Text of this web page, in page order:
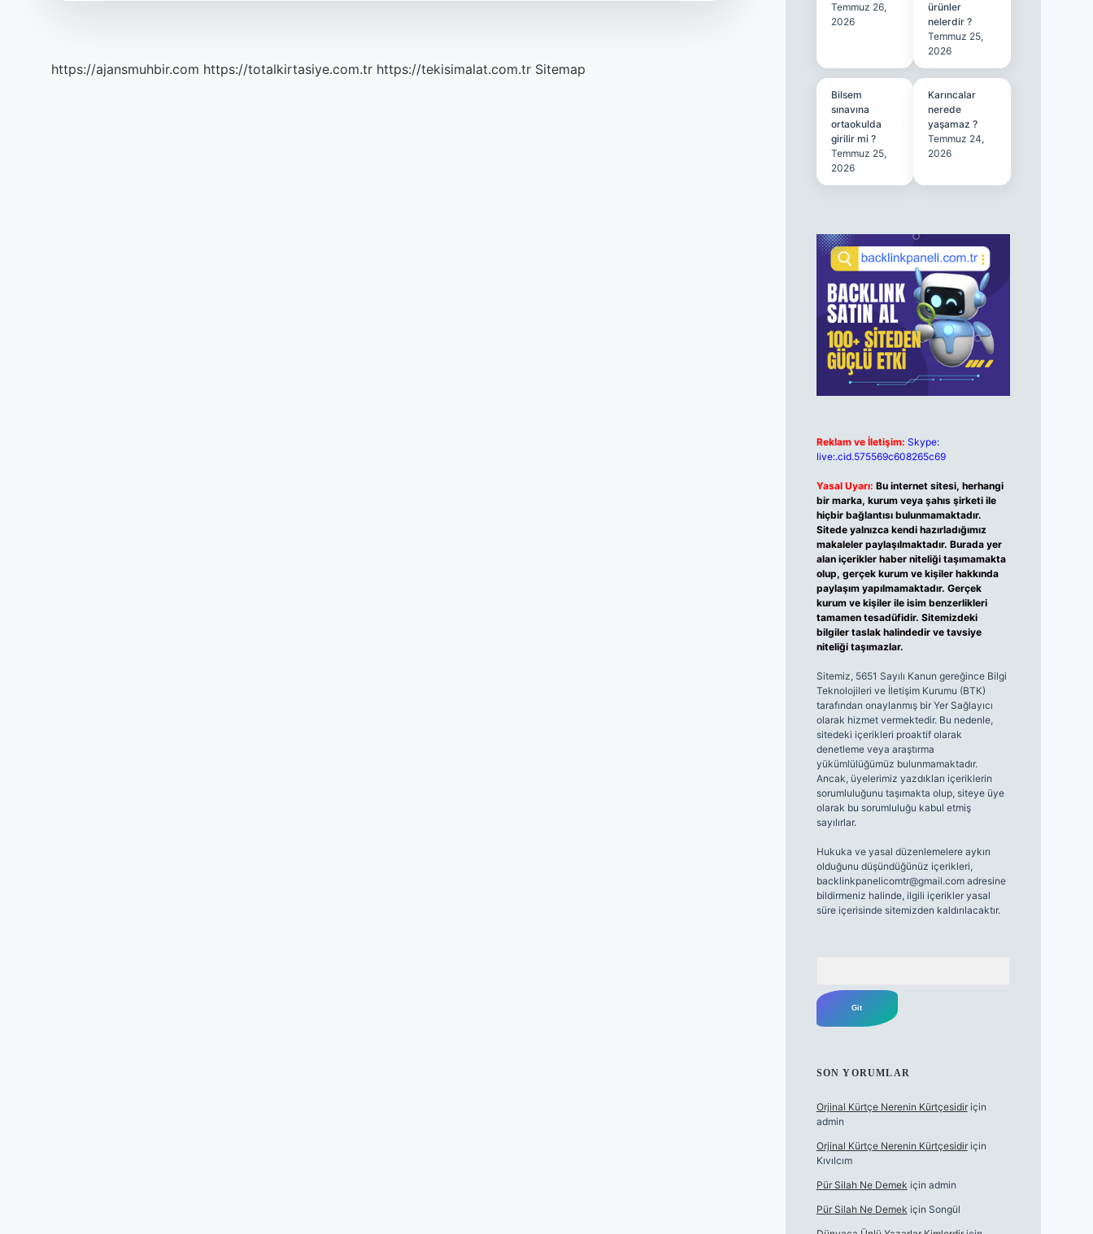
https://ajansmuhbir.com https://totalkirtasiye.com.tr https://tekisimalat.com.tr Sitemap
Temmuz 26,
2026
ürünler
nelerdir ?
Temmuz 25,
2026
Bilsem
sınavına
ortaokulda
girilir mi ?
Temmuz 25,
2026
Karıncalar
nerede
yaşamaz ?
Temmuz 24,
2026
Reklam ve İletişim: Skype:
live:.cid.575569c608265c69
Yasal Uyarı: Bu internet sitesi, herhangi
bir marka, kurum veya şahıs şirketi ile
hiçbir bağlantısı bulunmamaktadır.
Sitede yalnızca kendi hazırladığımız
makaleler paylaşılmaktadır. Burada yer
alan içerikler haber niteliği taşımamakta
olup, gerçek kurum ve kişiler hakkında
paylaşım yapılmamaktadır. Gerçek
kurum ve kişiler ile isim benzerlikleri
tamamen tesadüfidir. Sitemizdeki
bilgiler taslak halindedir ve tavsiye
niteliği taşımazlar.
Sitemiz, 5651 Sayılı Kanun gereğince Bilgi
Teknolojileri ve İletişim Kurumu (BTK)
tarafından onaylanmış bir Yer Sağlayıcı
olarak hizmet vermektedir. Bu nedenle,
sitedeki içerikleri proaktif olarak
denetleme veya araştırma
yükümlülüğümüz bulunmamaktadır.
Ancak, üyelerimiz yazdıkları içeriklerin
sorumluluğunu taşımakta olup, siteye üye
olarak bu sorumluluğu kabul etmiş
sayılırlar.
Hukuka ve yasal düzenlemelere aykırı
olduğunu düşündüğünüz içerikleri,
backlinkpanelicomtr@gmail.comadresine
bildirmeniz halinde, ilgili içerikler yasal
süre içerisinde sitemizden kaldırılacaktır.
SON YORUMLAR
Orjinal Kürtçe Nerenin Kürtçesidiriçin
admin
Orjinal Kürtçe Nerenin Kürtçesidiriçin
Kıvılcım
Pür Silah Ne Demek için admin
Pür Silah Ne Demek için Songül